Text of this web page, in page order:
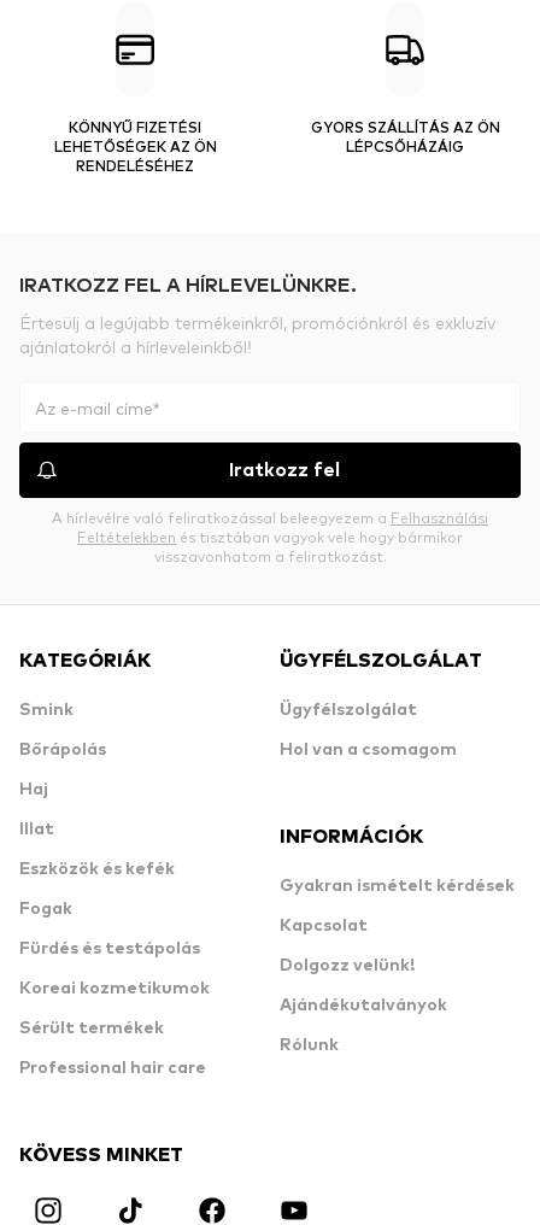
KÖNNYŰ FIZETÉSI
LEHETŐSÉGEK AZ ÖN
RENDELÉSÉHEZ
GYORS SZÁLLÍTÁS AZ ÖN
LÉPCSŐHÁZÁIG
IRATKOZZ FEL A HÍRLEVELÜNKRE.
Értesülj a legújabb termékeinkről, promóciónkról és exkluzív
ajánlatokról a hírleveleinkből!
Iratkozz fel
A hírlevélre való feliratkozással beleegyezem a Felhasználási
Feltételekben és tisztában vagyok vele hogy bármikor
visszavonhatom a feliratkozást.
KATEGÓRIÁK
Smink
Bőrápolás
Haj
Illat
Eszközök és kefék
Fogak
Fürdés és testápolás
Koreai kozmetikumok
Sérült termékek
Professional hair care
ÜGYFÉLSZOLGÁLAT
Ügyfélszolgálat
Hol van a csomagom
INFORMÁCIÓK
Gyakran ismételt kérdések
Kapcsolat
Dolgozz velünk!
Ajándékutalványok
Rólunk
KÖVESS MINKET